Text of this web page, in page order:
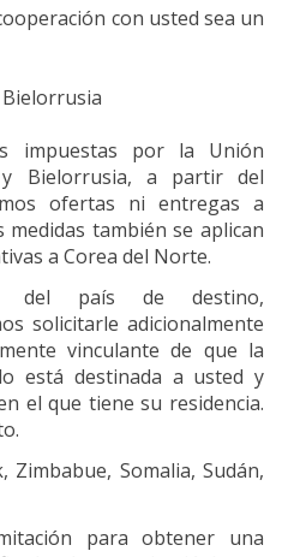
con usted sea un
Bielorrusia
impuestas por la Unión
Bielorrusia, a partir del
ofertas ni entregas a
medidas también se aplican
a Corea del Norte.
del país de destino,
solicitarle adicionalmente
vinculante de que la
está destinada a usted y
el que tiene su residencia.
Zimbabue, Somalia, Sudán,
para obtener una